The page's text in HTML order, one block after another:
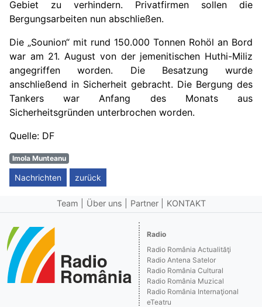
Gebiet zu verhindern. Privatfirmen sollen die
Bergungsarbeiten nun abschließen.
Die „Sounion“ mit rund 150.000 Tonnen Rohöl an Bord
war am 21. August von der jemenitischen Huthi-Miliz
angegriffen worden. Die Besatzung wurde
anschließend in Sicherheit gebracht. Die Bergung des
Tankers war Anfang des Monats aus
Sicherheitsgründen unterbrochen worden.
Quelle: DF
Imola Munteanu
Nachrichten zurück
Team Über uns Partner KONTAKT
Radio
Radio România Actualităţi
Radio Antena Satelor
Radio România Cultural
Radio România Muzical
Radio România Internaţional
eTeatru